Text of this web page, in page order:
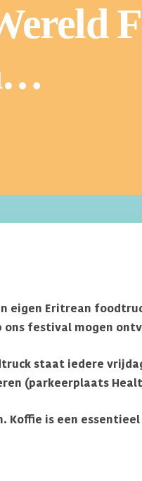
eigen Eritrean
festival mogen
staat iedere vrijdag
(parkeerplaats
is een